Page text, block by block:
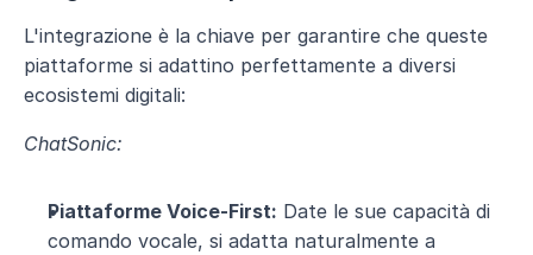
L'integrazione è la chiave per garantire che queste
piattaforme si adattino perfettamente a diversi
ecosistemi digitali:
ChatSonic:
Piattaforme Voice-First: Date le sue capacità di
comando vocale, si adatta naturalmente a